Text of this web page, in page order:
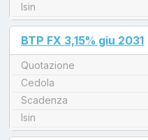
Isin
unread messages
BTP FX 3,15% giu 2031
Quotazione
Cedola
Scadenza
Isin